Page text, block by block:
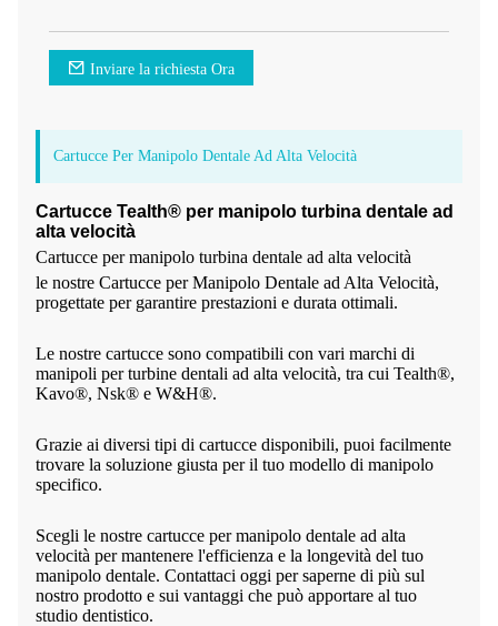
Inviare la richiesta Ora
Cartucce Per Manipolo Dentale Ad Alta Velocità
Cartucce Tealth® per manipolo turbina dentale ad
alta velocità
Cartucce per manipolo turbina dentale ad alta velocità
le nostre Cartucce per Manipolo Dentale ad Alta Velocità,
progettate per garantire prestazioni e durata ottimali.
Le nostre cartucce sono compatibili con vari marchi di
manipoli per turbine dentali ad alta velocità, tra cui Tealth®,
Kavo®, Nsk® e W&H®.
Grazie ai diversi tipi di cartucce disponibili, puoi facilmente
trovare la soluzione giusta per il tuo modello di manipolo
specifico.
Scegli le nostre cartucce per manipolo dentale ad alta
velocità per mantenere l'efficienza e la longevità del tuo
manipolo dentale. Contattaci oggi per saperne di più sul
nostro prodotto e sui vantaggi che può apportare al tuo
studio dentistico.